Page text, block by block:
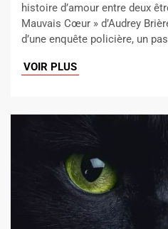
histoire d’amour entre deux
Mauvais Cœur » d’Audrey
d’une enquête policière, un
VOIR PLUS